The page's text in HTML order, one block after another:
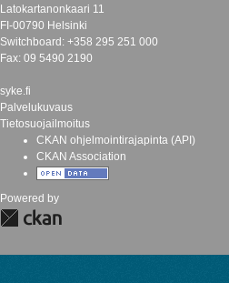
Latokartanonkaari 11
FI-00790 Helsinki
Switchboard: +358 295 251 000
Fax: 09 5490 2190
syke.fi
Palvelukuvaus
Tietosuojailmoitus
CKAN ohjelmointirajapinta (API)
CKAN Association
Powered by